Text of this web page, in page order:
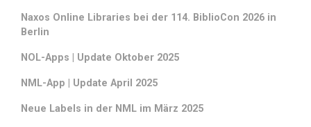
Naxos Online Libraries bei der 114. BiblioCon 2026 in
Berlin
NOL-Apps | Update Oktober 2025
NML-App | Update April 2025
Neue Labels in der NML im März 2025